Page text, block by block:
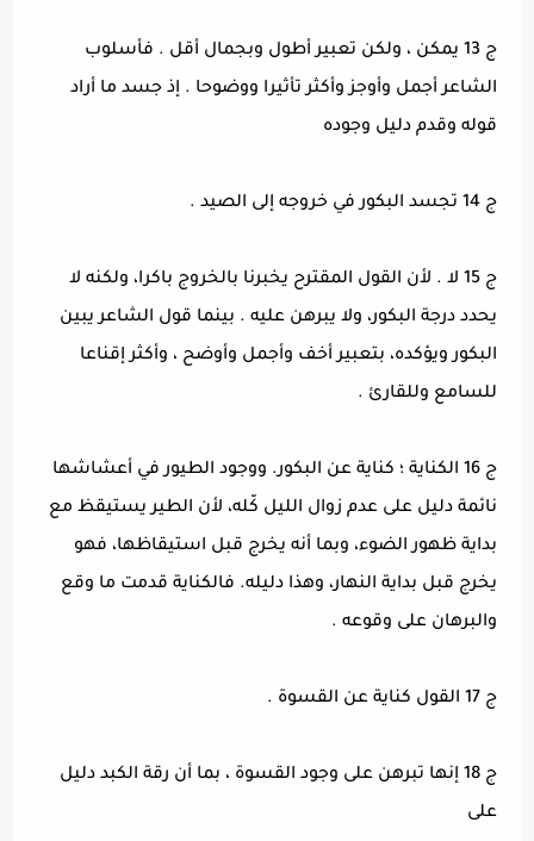
ج 13 يمكن ، ولكن تعبير أطول وبجمال أقل . فأسلوب
الشاعر أجمل وأوجز وأكثر تأثيرا ووضوحا . إذ جسد ما أراد
قوله وقدم دليل وجوده
ج 14 تجسد البكور في خروجه إلى الصيد .
ج 15 لا . لأن القول المقترح يخبرنا بالخروج باكرا، ولكنه لا
يحدد درجة البكور، ولا يبرهن عليه . بينما قول الشاعر يبين
البكور ويؤكده، بتعبير أخف وأجمل وأوضح ، وأكثر إقناعا
للسامع وللقارئ .
ج 16 الكناية ؛ كناية عن البكور. ووجود الطيور في أعشاشها
نائمة دليل على عدم زوال الليل كّله، لأن الطير يستيقظ مع
بداية ظهور الضوء، وبما أنه يخرج قبل استيقاظها، فهو
يخرج قبل بداية النهار، وهذا دليله. فالكناية قدمت ما وقع
والبرهان على وقوعه .
ج 17 القول كناية عن القسوة .
ج 18 إنها تبرهن على وجود القسوة ، بما أن رقة الكبد دليل
على